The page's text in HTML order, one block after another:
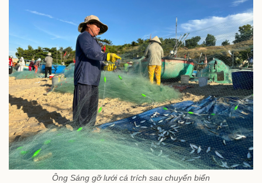
Ông Sáng gỡ lưới cá trích sau chuyến biển